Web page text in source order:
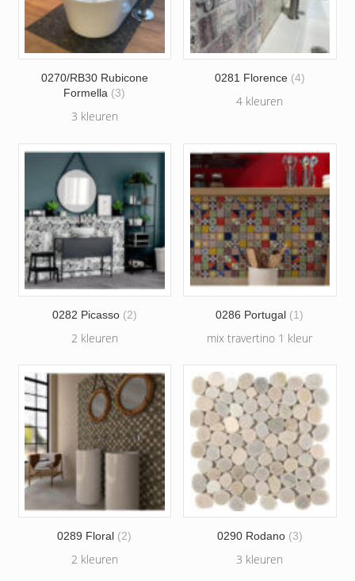
0270/RB30 Rubicone
Formella (3)
3 kleuren
0281 Florence (4)
4 kleuren
0282 Picasso (2)
2 kleuren
0286 Portugal (1)
mix travertino 1 kleur
0289 Floral (2)
2 kleuren
0290 Rodano (3)
3 kleuren